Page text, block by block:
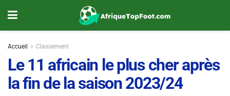
Accueil Classement
Le 11 africain le plus cher après
la fin de la saison 2023/24